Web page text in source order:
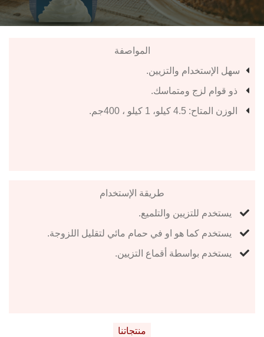
المواصفة
سهل الإستخدام والتزيين.
ذو قوام لزج ومتماسك.
الوزن المتاح: 4.5 كيلو، 1 كيلو ، 400جم.
طريقة الإستخدام
يستخدم للتزيين والتلميع.
يستخدم كما هو او في حمام مائي لتقليل اللزوجة.
يستخدم بواسطة أقماع التزيين.
منتجاتنا